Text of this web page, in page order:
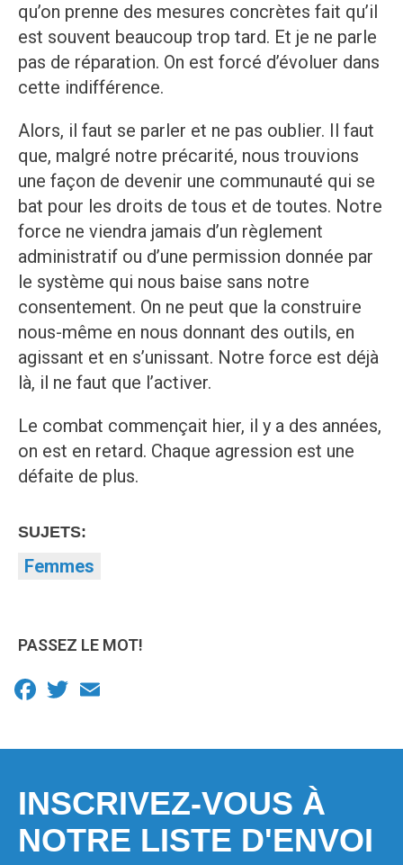
qu’on prenne des mesures concrètes fait qu’il
est souvent beaucoup trop tard. Et je ne parle
pas de réparation. On est forcé d’évoluer dans
cette indifférence.
Alors, il faut se parler et ne pas oublier. Il faut
que, malgré notre précarité, nous trouvions
une façon de devenir une communauté qui se
bat pour les droits de tous et de toutes. Notre
force ne viendra jamais d’un règlement
administratif ou d’une permission donnée par
le système qui nous baise sans notre
consentement. On ne peut que la construire
nous-même en nous donnant des outils, en
agissant et en s’unissant. Notre force est déjà
là, il ne faut que l’activer.
Le combat commençait hier, il y a des années,
on est en retard. Chaque agression est une
défaite de plus.
SUJETS:
Femmes
PASSEZ LE MOT!
Facebook
Twitter
INSCRIVEZ-VOUS À
NOTRE LISTE D'ENVOI